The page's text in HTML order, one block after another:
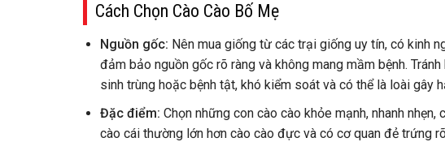
Cách Chọn Cào Cào Bố Mẹ
Nguồn gốc: Nên mua giống từ các trại giống uy tín, có kinh
đảm bảo nguồn gốc rõ ràng và không mang mầm bệnh.
sinh trùng hoặc bệnh tật, khó kiểm soát và có thể là loài gây
Đặc điểm: Chọn những con cào cào khỏe mạnh, nhanh
cào cái thường lớn hơn cào cào đực và có cơ quan đẻ trứng